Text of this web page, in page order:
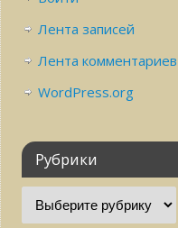
Лента записей
Лента комментариев
WordPress.org
Рубрики